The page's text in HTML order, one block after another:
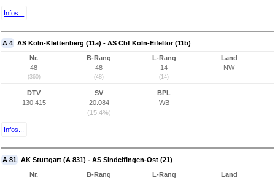
Infos...
A 4 AS Köln-Klettenberg (11a) - AS Cbf Köln-Eifeltor (11b)
Nr.
48
(360)
B-Rang
48
(48)
L-Rang
14
(14)
Land
NW
DTV
130.415
SV
20.084
(15,4%)
BPL
WB
Infos...
A 81 AK Stuttgart (A 831) - AS Sindelfingen-Ost (21)
Nr.
B-Rang
L-Rang
Land